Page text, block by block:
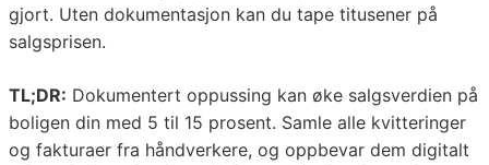
gjort. Uten dokumentasjon kan du tape titusener på
salgsprisen.
TL;DR: Dokumentert oppussing kan øke salgsverdien på
boligen din med 5 til 15 prosent. Samle alle kvitteringer
og fakturaer fra håndverkere, og oppbevar dem digitalt